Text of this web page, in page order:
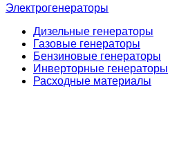
Электрогенераторы
Дизельные генераторы
Газовые генераторы
Бензиновые генераторы
Инверторные генераторы
Расходные материалы